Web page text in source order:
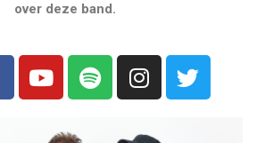
over deze band.